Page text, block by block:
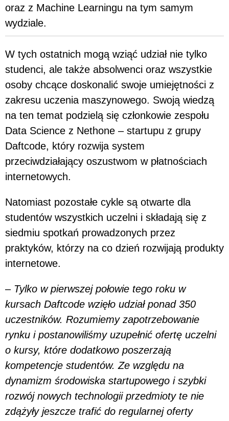
oraz z Machine Learningu na tym samym
wydziale.
W tych ostatnich mogą wziąć udział nie tylko
studenci, ale także absolwenci oraz wszystkie
osoby chcące doskonalić swoje umiejętności z
zakresu uczenia maszynowego. Swoją wiedzą
na ten temat podzielą się członkowie zespołu
Data Science z Nethone – startupu z grupy
Daftcode, który rozwija system
przeciwdziałający oszustwom w płatnościach
internetowych.
Natomiast pozostałe cykle są otwarte dla
studentów wszystkich uczelni i składają się z
siedmiu spotkań prowadzonych przez
praktyków, którzy na co dzień rozwijają produkty
internetowe.
– Tylko w pierwszej połowie tego roku w
kursach Daftcode wzięło udział ponad 350
uczestników. Rozumiemy zapotrzebowanie
rynku i postanowiliśmy uzupełnić ofertę uczelni
o kursy, które dodatkowo poszerzają
kompetencje studentów. Ze względu na
dynamizm środowiska startupowego i szybki
rozwój nowych technologii przedmioty te nie
zdążyły jeszcze trafić do regularnej oferty